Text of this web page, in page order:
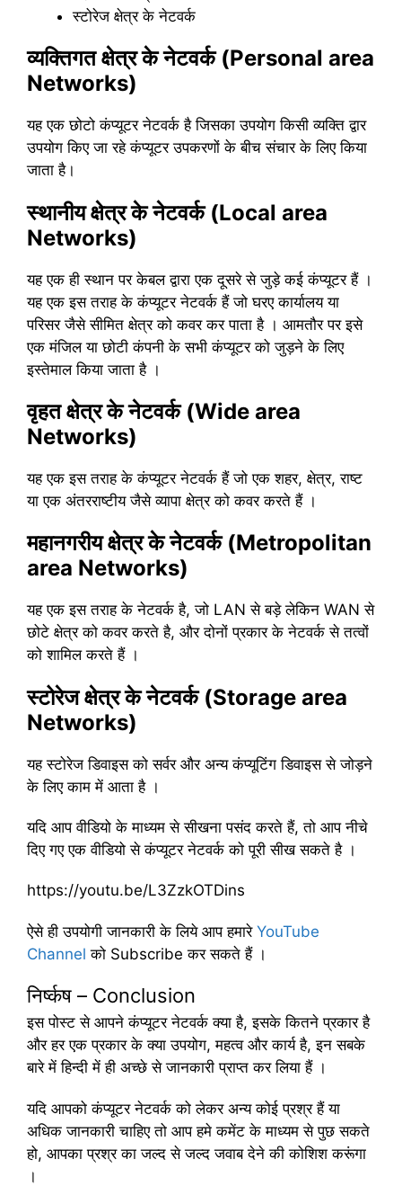
स्टोरेज क्षेत्र के नेटवर्क
व्यक्तिगत क्षेत्र के नेटवर्क (Personal area
Networks)
यह एक छोटो कंप्यूटर नेटवर्क है जिसका उपयोग किसी व्यक्ति द्वार
उपयोग किए जा रहे कंप्यूटर उपकरणों के बीच संचार के लिए किया
जाता है।
स्थानीय क्षेत्र के नेटवर्क (Local area
Networks)
यह एक ही स्थान पर केबल द्वारा एक दूसरे से जुड़े कई कंप्यूटर हैं ।
यह एक इस तराह के कंप्यूटर नेटवर्क हैं जो घरए कार्यालय या
परिसर जैसे सीमित क्षेत्र को कवर कर पाता है । आमतौर पर इसे
एक मंजिल या छोटी कंपनी के सभी कंप्यूटर को जुड़ने के लिए
इस्तेमाल किया जाता है ।
वृहत क्षेत्र के नेटवर्क (Wide area
Networks)
यह एक इस तराह के कंप्यूटर नेटवर्क हैं जो एक शहर, क्षेत्र, राष्ट
या एक अंतरराष्टीय जैसे व्यापा क्षेत्र को कवर करते हैं ।
महानगरीय क्षेत्र के नेटवर्क (Metropolitan
area Networks)
यह एक इस तराह के नेटवर्क है, जो LAN से बड़े लेकिन WAN से
छोटे क्षेत्र को कवर करते है, और दोनों प्रकार के नेटवर्क से तत्वों
को शामिल करते हैं ।
स्टोरेज क्षेत्र के नेटवर्क (Storage area
Networks)
यह स्टोरेज डिवाइस को सर्वर और अन्य कंप्यूटिंग डिवाइस से जोड़ने
के लिए काम में आता है ।
यदि आप वीडियो के माध्यम से सीखना पसंद करते हैं, तो आप नीचे
दिए गए एक वीडियो से कंप्यूटर नेटवर्क को पूरी सीख सकते है ।
https://youtu.be/L3ZzkOTDins
ऐसे ही उपयोगी जानकारी के लिये आप हमारे YouTube
Channel को Subscribe कर सकते हैं ।
निर्ष्कष – Conclusion
इस पोस्ट से आपने कंप्यूटर नेटवर्क क्या है, इसके कितने प्रकार है
और हर एक प्रकार के क्या उपयोग, महत्व और कार्य है, इन सबके
बारे में हिन्दी में ही अच्छे से जानकारी प्राप्त कर लिया हैं ।
यदि आपको कंप्यूटर नेटवर्क को लेकर अन्य कोई प्रश्र हैं या
अधिक जानकारी चाहिए तो आप हमे कमेंट के माध्यम से पुछ सकते
हो, आपका प्रश्र का जल्द से जल्द जवाब देने की कोशिश करूंगा
।